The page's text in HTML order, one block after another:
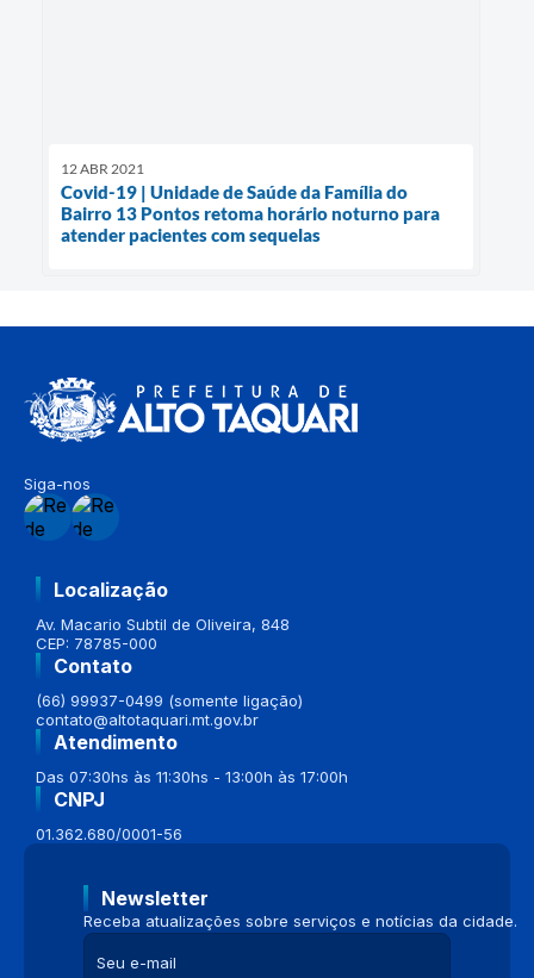
12 ABR 2021
Covid-19 | Unidade de Saúde da Família do
Bairro 13 Pontos retoma horário noturno para
atender pacientes com sequelas
Siga-nos
Localização
Av. Macario Subtil de Oliveira, 848
CEP: 78785-000
Contato
(66) 99937-0499 (somente ligação)
contato@altotaquari.mt.gov.br
Atendimento
Das 07:30hs às 11:30hs - 13:00h às 17:00h
CNPJ
01.362.680/0001-56
Newsletter
Receba atualizações sobre serviços e notícias da cidade.